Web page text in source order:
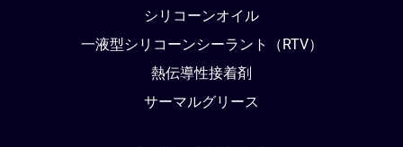
シリコーンオイル
一液型シリコーンシーラント（RTV）
熱伝導性接着剤
サーマルグリース